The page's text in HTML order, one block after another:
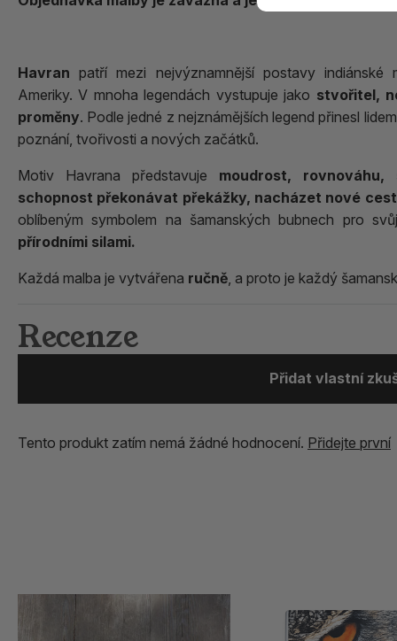
Havran patří mezi nejvýznamnější postavy indiánské
Ameriky. V mnoha legendách vystupuje jako stvořitel,
proměny. Podle jedné z nejznámějších legend přinesl lidem
poznání, tvořivosti a nových začátků.
Motiv Havrana představuje moudrost,
schopnost překonávat překážky, nacházet nové
oblíbeným symbolem na šamanských bubnech pro svůj
přírodními silami.
Každá malba je vytvářena ručně , a proto je každý
Recenze
Přidat vlastní
Tento produkt zatím nemá žádné hodnocení. Přidejte první